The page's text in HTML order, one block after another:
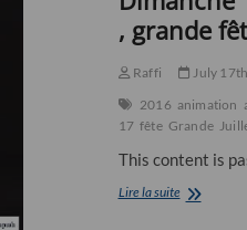
, grande
Raffi
July
2016 animation
17 fête Grande
This content is
Lire la suiteDimanche